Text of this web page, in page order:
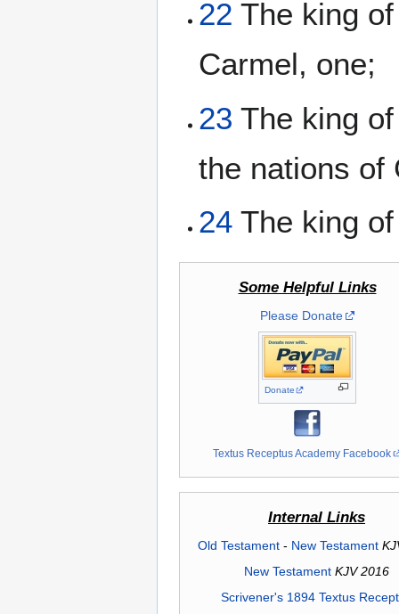
22 The king
Carmel, one;
23 The king
the nations of
24 The king
Some Helpful Links
Please Donate
Donate
Textus Receptus Academy Facebook
Internal Links
Old Testament- New Testament
New Testament KJV 2016
Scrivener's 1894 Textus